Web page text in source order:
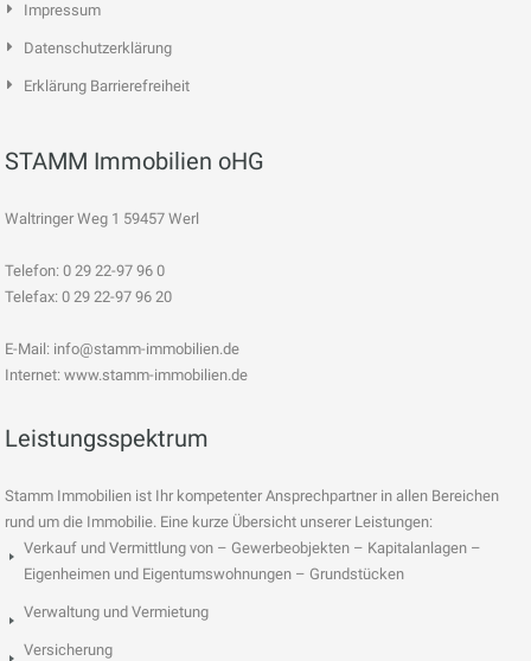
Impressum
Datenschutzerklärung
Erklärung Barrierefreiheit
STAMM Immobilien oHG
Waltringer Weg 1 59457 Werl
Telefon: 0 29 22-97 96 0
Telefax: 0 29 22-97 96 20
E-Mail: info@stamm-immobilien.de
Internet: www.stamm-immobilien.de
Leistungsspektrum
Stamm Immobilien ist Ihr kompetenter Ansprechpartner in allen Bereichen
rund um die Immobilie. Eine kurze Übersicht unserer Leistungen:
Verkauf und Vermittlung von – Gewerbeobjekten – Kapitalanlagen –
Eigenheimen und Eigentumswohnungen – Grundstücken
Verwaltung und Vermietung
Versicherung